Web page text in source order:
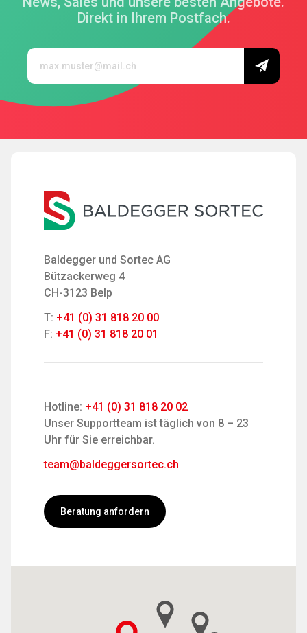
Direkt in Ihrem Postfach.
Baldegger und Sortec AG
Bützackerweg 4
CH-3123 Belp
T: +41 (0) 31 818 20 00
F: +41 (0) 31 818 20 01
Hotline: +41 (0) 31 818 20 02
Unser Supportteam ist täglich von 8 – 23
Uhr für Sie erreichbar.
team@baldeggersortec.ch
Beratung anfordern